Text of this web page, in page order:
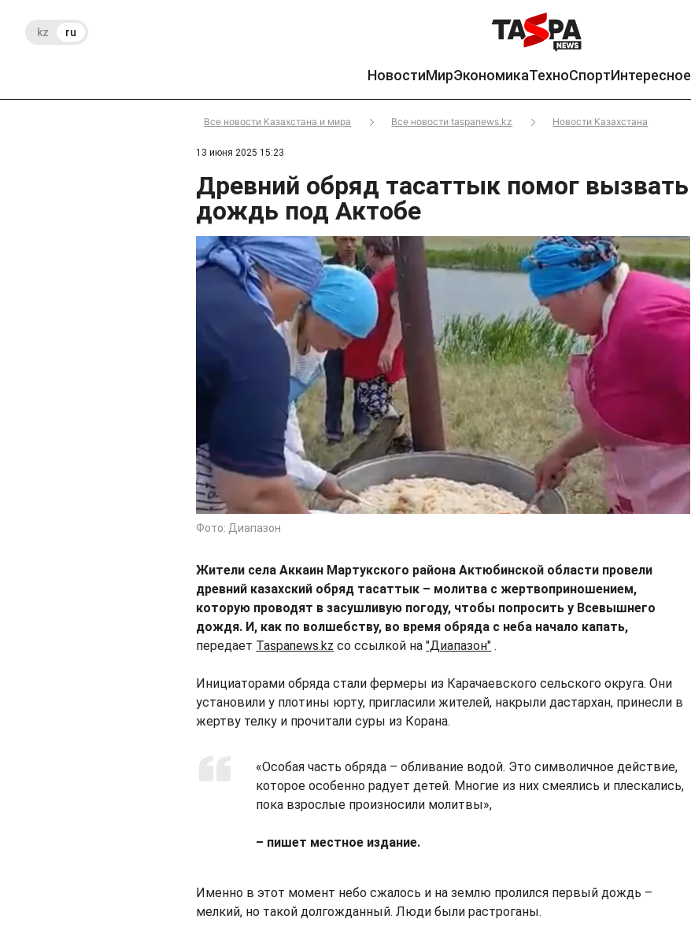
kz ru
НовостиМирЭкономикаТехноСпортИнтересное
Все новости Казахстана и мира Все новости taspanews.kz Новости Казахстана
13 июня 2025 15:23
Древний обряд тасаттык помог вызвать
дождь под Актобе
Фото: Диапазон
Жители села Аккаин Мартукского района Актюбинской области провели
древний казахский обряд тасаттык – молитва с жертвоприношением,
которую проводят в засушливую погоду, чтобы попросить у Всевышнего
дождя. И, как по волшебству, во время обряда с неба начало капать,
передает Taspanews.kz со ссылкой на"Диапазон" .
Инициаторами обряда стали фермеры из Карачаевского сельского округа. Они
установили у плотины юрту, пригласили жителей, накрыли дастархан, принесли в
жертву телку и прочитали суры из Корана.
«Особая часть обряда – обливание водой. Это символичное действие,
которое особенно радует детей. Многие из них смеялись и плескались,
пока взрослые произносили молитвы»,
– пишет местное издание.
Именно в этот момент небо сжалось и на землю пролился первый дождь –
мелкий, но такой долгожданный. Люди были растроганы.